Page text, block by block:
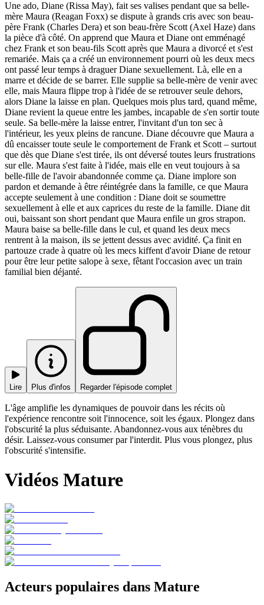
Une ado, Diane (Rissa May), fait ses valises pendant que sa belle-
mère Maura (Reagan Foxx) se dispute à grands cris avec son beau-
père Frank (Charles Dera) et son beau-frère Scott (Axel Haze) dans
la pièce d'à côté. On apprend que Maura et Diane ont emménagé
chez Frank et son beau-fils Scott après que Maura a divorcé et s'est
remariée. Mais ça a créé un environnement pourri où les deux mecs
ont passé leur temps à draguer Diane sexuellement. Là, elle en a
marre et décide de se barrer. Elle supplie sa belle-mère de venir avec
elle, mais Maura flippe trop à l'idée de se retrouver seule dehors,
alors Diane la laisse en plan. Quelques mois plus tard, quand même,
Diane revient la queue entre les jambes, incapable de s'en sortir toute
seule. Sa belle-mère la laisse entrer, l'invitant d'un ton sec à
l'intérieur, les yeux pleins de rancune. Diane découvre que Maura a
dû encaisser toute seule le comportement de Frank et Scott – surtout
que dès que Diane s'est tirée, ils ont déversé toutes leurs frustrations
sur elle. Maura s'est faite à l'idée, mais elle en veut toujours à sa
belle-fille de l'avoir abandonnée comme ça. Diane implore son
pardon et demande à être réintégrée dans la famille, ce que Maura
accepte seulement à une condition : Diane doit se soumettre
sexuellement à elle et aux caprices du reste de la famille. Diane dit
oui, baissant son short pendant que Maura enfile un gros strapon.
Maura baise sa belle-fille dans le cul, et quand les deux mecs
rentrent à la maison, ils se jettent dessus avec avidité. Ça finit en
partouze crade à quatre où les mecs kiffent d'avoir Diane de retour
pour être leur petite salope à sexe, fêtant l'occasion avec un train
familial bien déjanté.
Lire Plus d'infos Regarder l'épisode complet
L'âge amplifie les dynamiques de pouvoir dans les récits où
l'expérience rencontre soit l'innocence, soit les égaux. Plongez dans
l'obscurité la plus séduisante. Abandonnez-vous aux ténèbres du
désir. Laissez-vous consumer par l'interdit. Plus vous plongez, plus
l'obscurité s'intensifie.
Vidéos Mature
Acteurs populaires dans Mature